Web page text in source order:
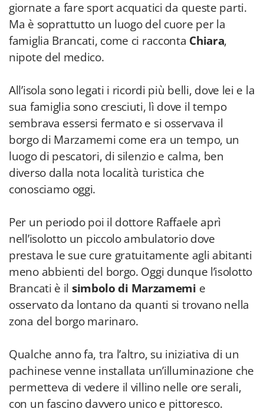
giornate a fare sport acquatici da queste parti.
Ma è soprattutto un luogo del cuore per la
famiglia Brancati, come ci racconta Chiara,
nipote del medico.
All’isola sono legati i ricordi più belli, dove lei e la
sua famiglia sono cresciuti, lì dove il tempo
sembrava essersi fermato e si osservava il
borgo di Marzamemi come era un tempo, un
luogo di pescatori, di silenzio e calma, ben
diverso dalla nota località turistica che
conosciamo oggi.
Per un periodo poi il dottore Raffaele aprì
nell’isolotto un piccolo ambulatorio dove
prestava le sue cure gratuitamente agli abitanti
meno abbienti del borgo. Oggi dunque l’isolotto
Brancati è il simbolo di Marzamemi e
osservato da lontano da quanti si trovano nella
zona del borgo marinaro.
Qualche anno fa, tra l’altro, su iniziativa di un
pachinese venne installata un’illuminazione che
permetteva di vedere il villino nelle ore serali,
con un fascino davvero unico e pittoresco.